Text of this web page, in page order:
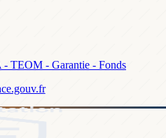
TEOM - Garantie - Fonds